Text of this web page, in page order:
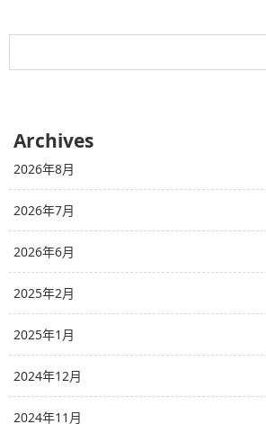
Archives
2026年8月
2026年7月
2026年6月
2025年2月
2025年1月
2024年12月
2024年11月